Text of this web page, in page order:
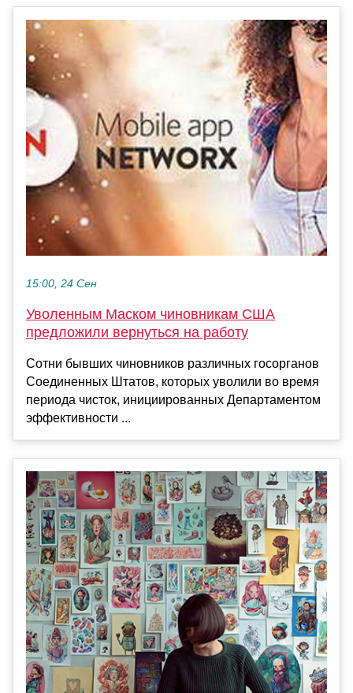
15:00, 24 Сен
Уволенным Маском чиновникам США
предложили вернуться на работу
Сотни бывших чиновников различных госорганов
Соединенных Штатов, которых уволили во время
периода чисток, инициированных Департаментом
эффективности ...